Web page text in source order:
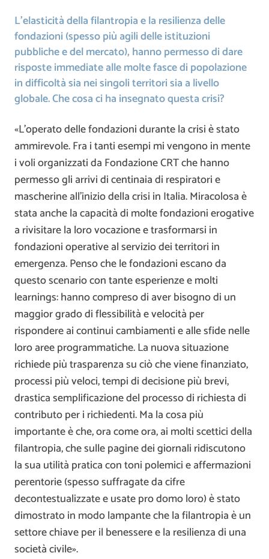
L’elasticità della filantropia e la resilienza delle
fondazioni (spesso più agili delle istituzioni
pubbliche e del mercato), hanno permesso di dare
risposte immediate alle molte fasce di popolazione
in difficoltà sia nei singoli territori sia a livello
globale. Che cosa ci ha insegnato questa crisi?
«L’operato delle fondazioni durante la crisi è stato
ammirevole. Fra i tanti esempi mi vengono in mente
i voli organizzati da Fondazione CRT che hanno
permesso gli arrivi di centinaia di respiratori e
mascherine all’inizio della crisi in Italia. Miracolosa è
stata anche la capacità di molte fondazioni erogative
a rivisitare la loro vocazione e trasformarsi in
fondazioni operative al servizio dei territori in
emergenza. Penso che le fondazioni escano da
questo scenario con tante esperienze e molti
learnings: hanno compreso di aver bisogno di un
maggior grado di flessibilità e velocità per
rispondere ai continui cambiamenti e alle sfide nelle
loro aree programmatiche. La nuova situazione
richiede più trasparenza su ciò che viene finanziato,
processi più veloci, tempi di decisione più brevi,
drastica semplificazione del processo di richiesta di
contributo per i richiedenti. Ma la cosa più
importante è che, ora come ora, ai molti scettici della
filantropia, che sulle pagine dei giornali ridiscutono
la sua utilità pratica con toni polemici e affermazioni
perentorie (spesso suffragate da cifre
decontestualizzate e usate pro domo loro) è stato
dimostrato in modo lampante che la filantropia è un
settore chiave per il benessere e la resilienza di una
società civile».